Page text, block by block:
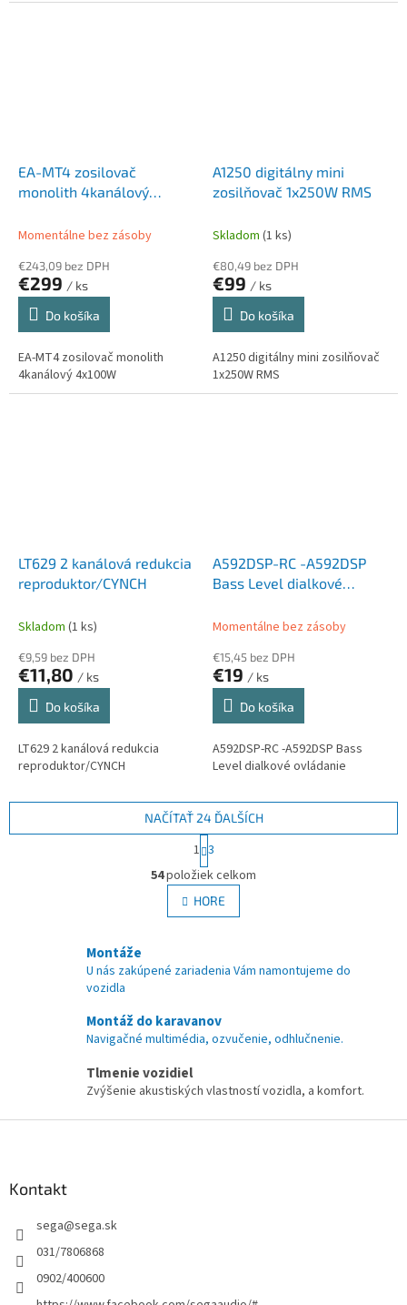
EA-MT4 zosilovač
monolith 4kanálový
Momentálne bez zásoby
€243,09 bez DPH
€299 / ks
Do košíka
EA-MT4 zosilovač monolith
4kanálový 4x100W
A1250 digitálny mini
zosilňovač 1x250W RMS
Skladom (1 ks)
€80,49 bez DPH
€99 / ks
Do košíka
A1250 digitálny mini zosilňovač
1x250W RMS
LT629 2 kanálová redukcia
reproduktor/CYNCH
Skladom (1 ks)
€9,59 bez DPH
€11,80 / ks
Do košíka
LT629 2 kanálová redukcia
reproduktor/CYNCH
A592DSP-RC -A592DSP
Bass Level dialkové
Momentálne bez zásoby
€15,45 bez DPH
€19 / ks
Do košíka
A592DSP-RC -A592DSP Bass
Level dialkové ovládanie
O
v
l
á
c
p
r
y
ý
NAČÍTAŤ 24 ĎALŠÍCH
S
t
r
á
n
k
a
n
1 3
54položiek celkom
HORE
Montáže
U nás zakúpené zariadenia Vám namontujeme do
vozidla
Montáž do karavanov
Navigačné multimédia, ozvučenie, odhlučnenie.
Tlmenie vozidiel
Zvýšenie akustiských vlastností vozidla, a komfort.
Kontakt
sega@sega.sk
031/7806868
0902/400600